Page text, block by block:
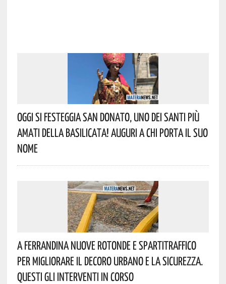
Oggi Si Festeggia San Donato, Uno Dei Santi Più
Amati Della Basilicata! Auguri A Chi Porta Il Suo
Nome
A Ferrandina Nuove Rotonde E Spartitraffico
Per Migliorare Il Decoro Urbano E La Sicurezza.
Questi Gli Interventi In Corso